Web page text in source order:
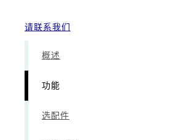
请联系我们
概述
功能
选配件